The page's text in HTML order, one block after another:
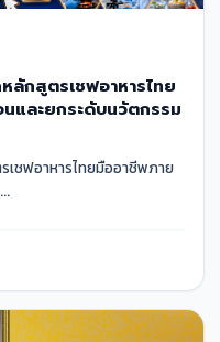
ลักสูตรเชฟอาหารไทย
และยกระดับนวัตกรรม
เชฟอาหารไทยมืออาชีพภาย